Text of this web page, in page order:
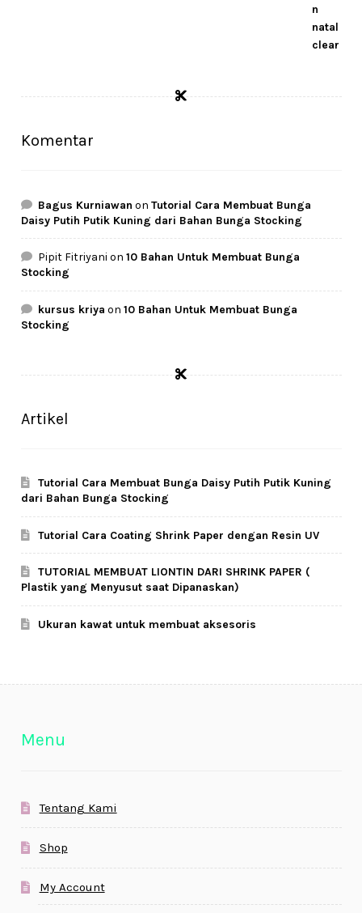
Komentar
Bagus Kurniawan onTutorial Cara Membuat Bunga
Daisy Putih Putik Kuning dari Bahan Bunga Stocking
Pipit Fitriyani on10 Bahan Untuk Membuat Bunga
Stocking
kursus kriya on10 Bahan Untuk Membuat Bunga
Stocking
Artikel
Tutorial Cara Membuat Bunga Daisy Putih Putik Kuning
dari Bahan Bunga Stocking
Tutorial Cara Coating Shrink Paper dengan Resin UV
TUTORIAL MEMBUAT LIONTIN DARI SHRINK PAPER (
Plastik yang Menyusut saat Dipanaskan)
Ukuran kawat untuk membuat aksesoris
Menu
Tentang Kami
Shop
My Account